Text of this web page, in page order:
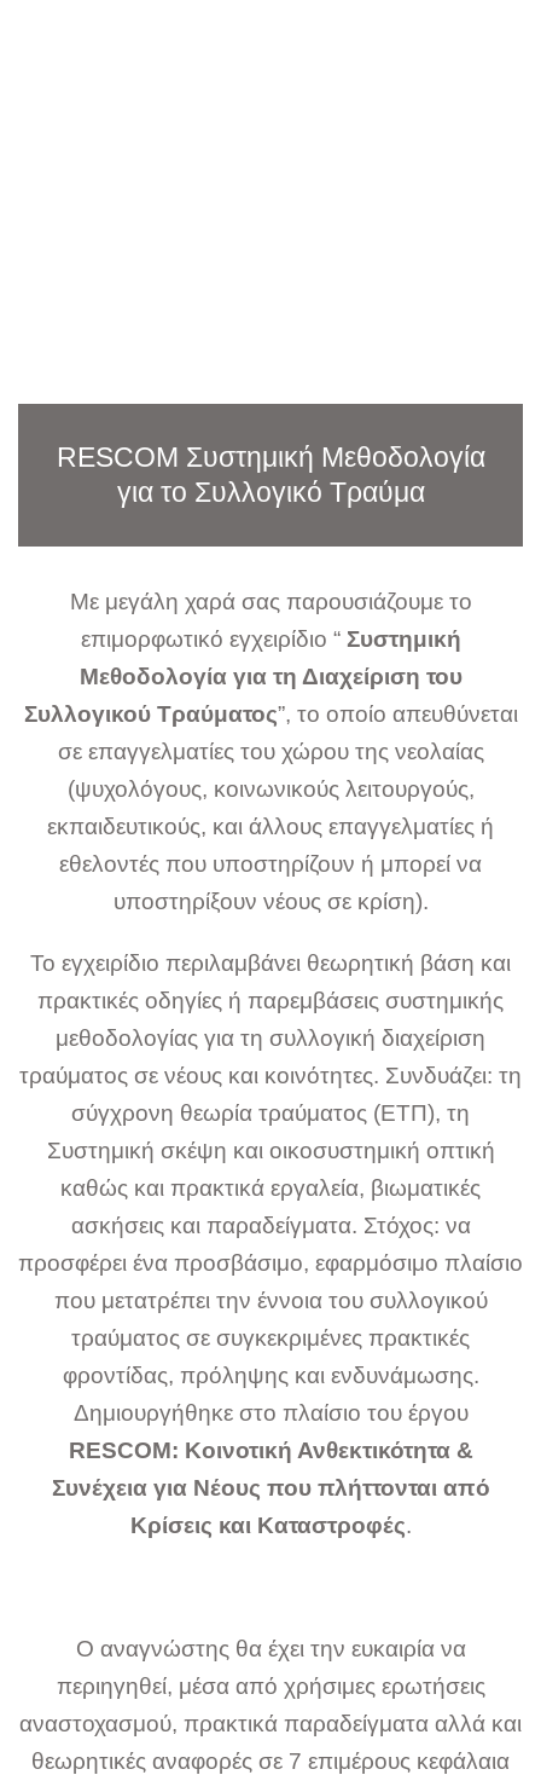
RESCOM Συστημική Μεθοδολογία
για το Συλλογικό Τραύμα
Με μεγάλη χαρά σας παρουσιάζουμε το
επιμορφωτικό εγχειρίδιο “ Συστημική
Μεθοδολογία για τη Διαχείριση του
Συλλογικού Τραύματος”, το οποίο απευθύνεται
σε επαγγελματίες του χώρου της νεολαίας
(ψυχολόγους, κοινωνικούς λειτουργούς,
εκπαιδευτικούς, και άλλους επαγγελματίες ή
εθελοντές που υποστηρίζουν ή μπορεί να
υποστηρίξουν νέους σε κρίση).
Το εγχειρίδιο περιλαμβάνει θεωρητική βάση και
πρακτικές οδηγίες ή παρεμβάσεις συστημικής
μεθοδολογίας για τη συλλογική διαχείριση
τραύματος σε νέους και κοινότητες. Συνδυάζει: τη
σύγχρονη θεωρία τραύματος (ΕΤΠ), τη
Συστημική σκέψη και οικοσυστημική οπτική
καθώς και πρακτικά εργαλεία, βιωματικές
ασκήσεις και παραδείγματα. Στόχος: να
προσφέρει ένα προσβάσιμο, εφαρμόσιμο πλαίσιο
που μετατρέπει την έννοια του συλλογικού
τραύματος σε συγκεκριμένες πρακτικές
φροντίδας, πρόληψης και ενδυνάμωσης.
Δημιουργήθηκε στο πλαίσιο του έργου
RESCOM: Κοινοτική Ανθεκτικότητα &
Συνέχεια για Νέους που πλήττονται από
Κρίσεις και Καταστροφές.
Ο αναγνώστης θα έχει την ευκαιρία να
περιηγηθεί, μέσα από χρήσιμες ερωτήσεις
αναστοχασμού, πρακτικά παραδείγματα αλλά και
θεωρητικές αναφορές σε 7 επιμέρους κεφάλαια